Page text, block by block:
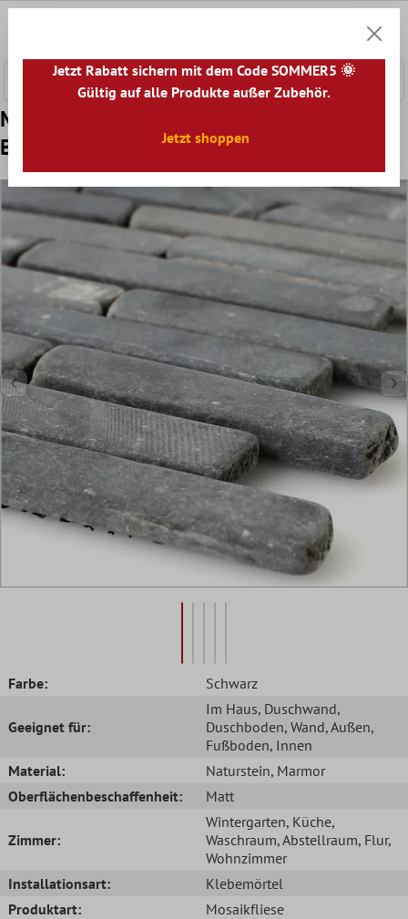
Muster Naturstein Marmor Mosaikfliesen
Bali Nero Marquina Brick
Farbe: Schwarz
Geeignet für:
Im Haus, Duschwand,
Duschboden, Wand, Außen,
Fußboden, Innen
Material:
Naturstein, Marmor
Oberflächenbeschaffenheit:
Matt
Zimmer:
Wintergarten, Küche,
Waschraum, Abstellraum, Flur,
Wohnzimmer
Installationsart:
Klebemörtel
Produktart:
Mosaikfliese
Jetzt Rabatt sichern mit dem Code SOMMER5 🌞
Gültig auf alle Produkte außer Zubehör.
Jetzt shoppen